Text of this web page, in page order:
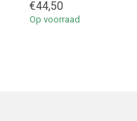
€44,50
Op voorraad